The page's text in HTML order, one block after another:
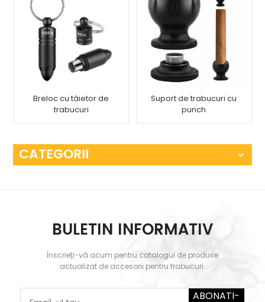
Breloc cu tăietor de
trabucuri
Suport de trabucuri cu
punch
CATEGORII
BULETIN INFORMATIV
Înscrieți-vă acum pentru catalogul de produse
actualizat de accesorii pentru trabucuri.
ABONATI-